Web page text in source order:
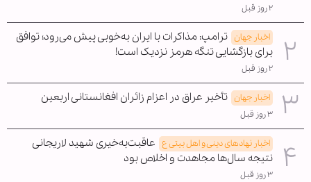
۲ روز قبل
اخبار جهان ترامپ: مذاکرات با ایران به‌خوبی پیش می‌رود؛ توافق
برای بازگشایی تنگه هرمز نزدیک است!
۲ روز قبل
اخبار جهان تأخیر عراق در اعزام زائران افغانستانی اربعین
۳ روز قبل
اخبار نهادهای دینی و اهل بیتی ع عاقبت‌به‌خیری شهید لاریجانی
نتیجه سال‌ها مجاهدت و اخلاص بود
۳ روز قبل